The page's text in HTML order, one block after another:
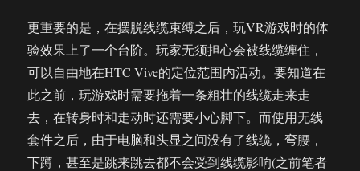
更重要的是，在摆脱线缆束缚之后，玩VR游戏时的体
验效果上了一个台阶。玩家无须担心会被线缆缠住，
可以自由地在HTC Vive的定位范围内活动。要知道在
此之前，玩游戏时需要拖着一条粗壮的线缆走来走
去，在转身时和走动时还需要小心脚下。而使用无线
套件之后，由于电脑和头显之间没有了线缆，弯腰，
下蹲，甚至是跳来跳去都不会受到线缆影响(之前笔者